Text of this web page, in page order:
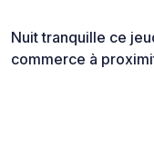
Nuit tranquille ce
commerce à